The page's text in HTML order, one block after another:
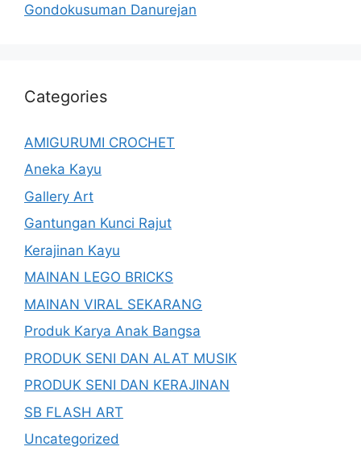
Gondokusuman Danurejan
Categories
AMIGURUMI CROCHET
Aneka Kayu
Gallery Art
Gantungan Kunci Rajut
Kerajinan Kayu
MAINAN LEGO BRICKS
MAINAN VIRAL SEKARANG
Produk Karya Anak Bangsa
PRODUK SENI DAN ALAT MUSIK
PRODUK SENI DAN KERAJINAN
SB FLASH ART
Uncategorized